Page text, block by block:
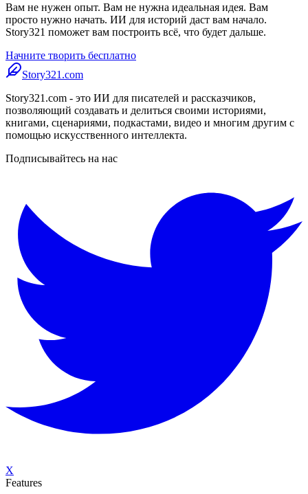
Вам не нужен опыт. Вам не нужна идеальная идея. Вам
просто нужно начать. ИИ для историй даст вам начало.
Story321 поможет вам построить всё, что будет дальше.
Начните творить бесплатно
Story321.com
Story321.com - это ИИ для писателей и рассказчиков,
позволяющий создавать и делиться своими историями,
книгами, сценариями, подкастами, видео и многим другим с
помощью искусственного интеллекта.
Подписывайтесь на нас
X
Features